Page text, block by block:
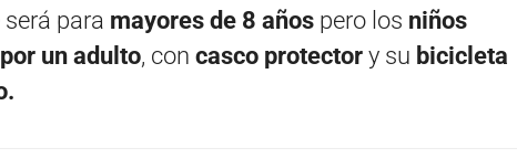
para mayores de 8 años pero los niños
un adulto, con casco protector y su bicicleta